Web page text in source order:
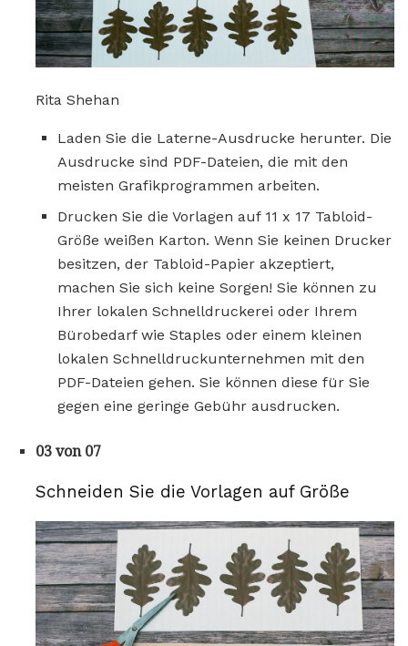
Rita Shehan
Laden Sie die Laterne-Ausdrucke herunter. Die
Ausdrucke sind PDF-Dateien, die mit den
meisten Grafikprogrammen arbeiten.
Drucken Sie die Vorlagen auf 11 x 17 Tabloid-
Größe weißen Karton. Wenn Sie keinen Drucker
besitzen, der Tabloid-Papier akzeptiert,
machen Sie sich keine Sorgen! Sie können zu
Ihrer lokalen Schnelldruckerei oder Ihrem
Bürobedarf wie Staples oder einem kleinen
lokalen Schnelldruckunternehmen mit den
PDF-Dateien gehen. Sie können diese für Sie
gegen eine geringe Gebühr ausdrucken.
03 von 07
Schneiden Sie die Vorlagen auf Größe